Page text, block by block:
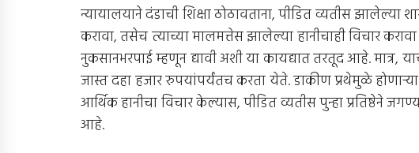
न्यायालयाने दंडाची शिक्षा ठोठावताना, पीडित व्यतीस झालेल्या
करावा, तसेच त्याच्या मालमत्तेस झालेल्या हानीचाही विचार
नुकसानभरपाई म्हणून द्यावी अशी या कायद्यात तरतूद आहे. मात्र,
जास्त दहा हजार रुपयांपर्यंतच करता येते. डाकीण प्रथेमुळे होणार्‍या
आर्थिक हानीचा विचार केल्यास, पीडित व्यतीस पुन्हा प्रतिष्ठेने
आहे.